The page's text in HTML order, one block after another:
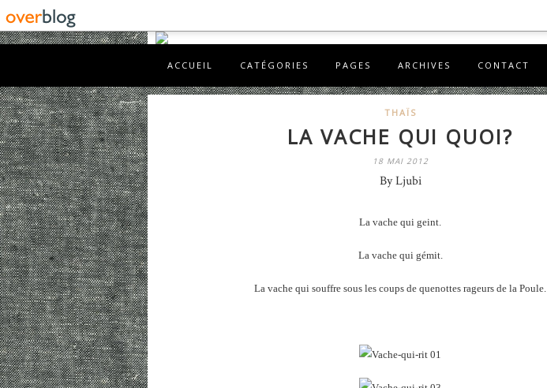
ACCUEIL CATÉGORIES PAGES ARCHIVES CONTACT
THAÏS
LA VACHE QUI QUOI?
18 MAI 2012
By Ljubi
La vache qui geint.
La vache qui gémit.
La vache qui souffre sous les coups de quenottes rageurs de la Poule.